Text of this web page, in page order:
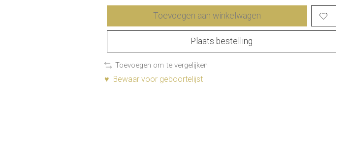
Toevoegen aan winkelwagen
Plaats bestelling
Toevoegen om te vergelijken
♥ Bewaar voor geboortelijst